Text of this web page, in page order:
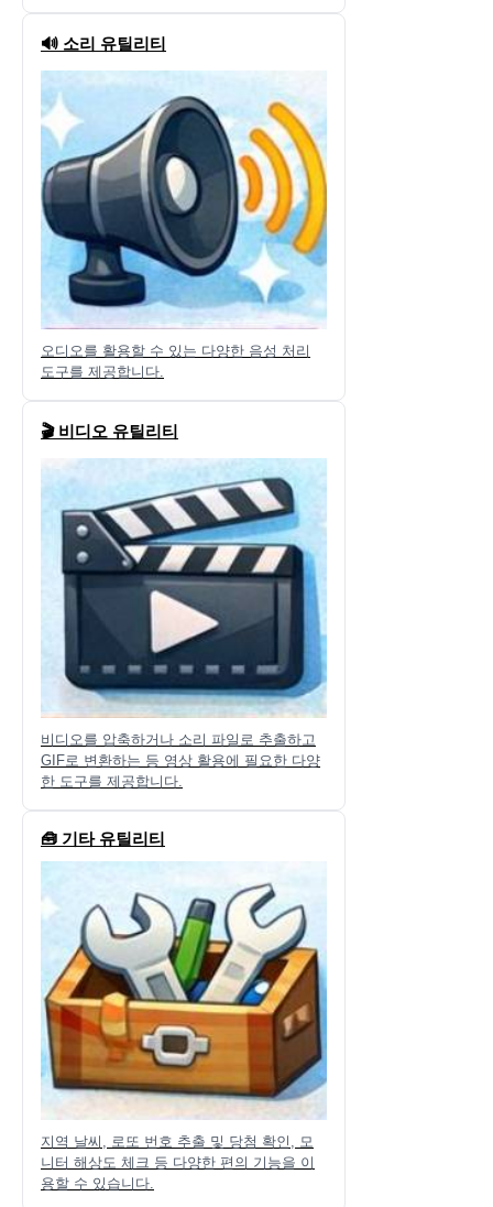
🔊 소리 유틸리티
오디오를 활용할 수 있는 다양한 음성 처리
도구를 제공합니다.
🎬 비디오 유틸리티
비디오를 압축하거나 소리 파일로 추출하고
GIF로 변환하는 등 영상 활용에 필요한 다양
한 도구를 제공합니다.
🧰 기타 유틸리티
지역 날씨, 로또 번호 추출 및 당첨 확인, 모
니터 해상도 체크 등 다양한 편의 기능을 이
용할 수 있습니다.